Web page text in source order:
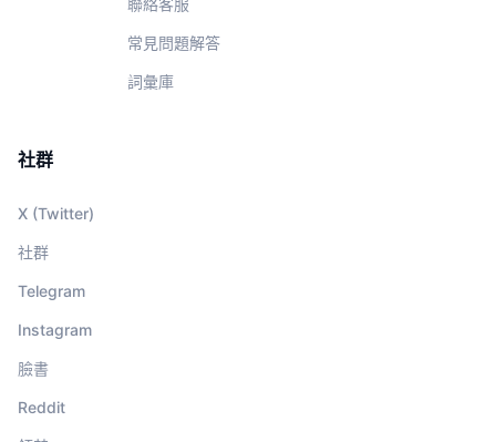
聯絡客服
常見問題解答
詞彙庫
社群
X (Twitter)
社群
Telegram
Instagram
臉書
Reddit